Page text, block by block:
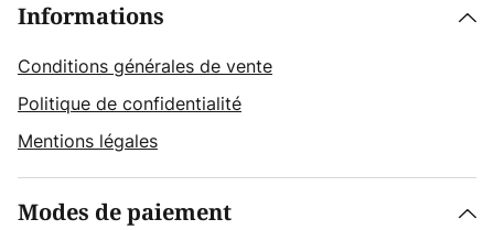
Informations
Conditions générales de vente
Politique de confidentialité
Mentions légales
Modes de paiement